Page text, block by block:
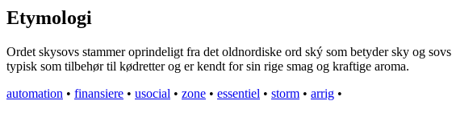
Etymologi
Ordet skysovs stammer oprindeligt fra det oldnordiske ord ský som betyder sky og
typisk som tilbehør til kødretter og er kendt for sin rige smag og kraftige aroma.
automation • finansiere • usocial • zone • essentiel • storm • arrig •